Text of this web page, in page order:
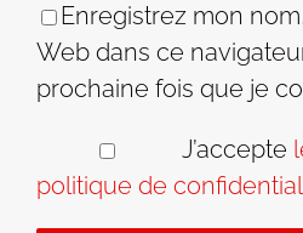
Enregistrez mon
Web dans ce
prochaine fois que je
J’accepte
politique de